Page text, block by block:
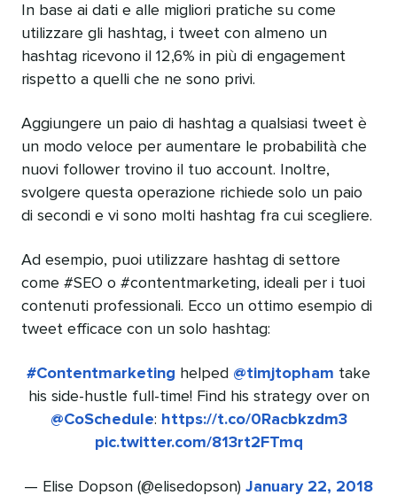
In base ai dati e alle migliori pratiche su come
utilizzare gli hashtag, i tweet con almeno un
hashtag ricevono il 12,6% in più di engagement
rispetto a quelli che ne sono privi.
Aggiungere un paio di hashtag a qualsiasi tweet è
un modo veloce per aumentare le probabilità che
nuovi follower trovino il tuo account. Inoltre,
svolgere questa operazione richiede solo un paio
di secondi e vi sono molti hashtag fra cui scegliere.
Ad esempio, puoi utilizzare hashtag di settore
come #SEO o #contentmarketing, ideali per i tuoi
contenuti professionali. Ecco un ottimo esempio di
tweet efficace con un solo hashtag:
#Contentmarketing helped @timjtopham take
his side-hustle full-time! Find his strategy over on
@CoSchedule: https://t.co/0Racbkzdm3
pic.twitter.com/813rt2FTmq
— Elise Dopson (@elisedopson) January 22, 2018